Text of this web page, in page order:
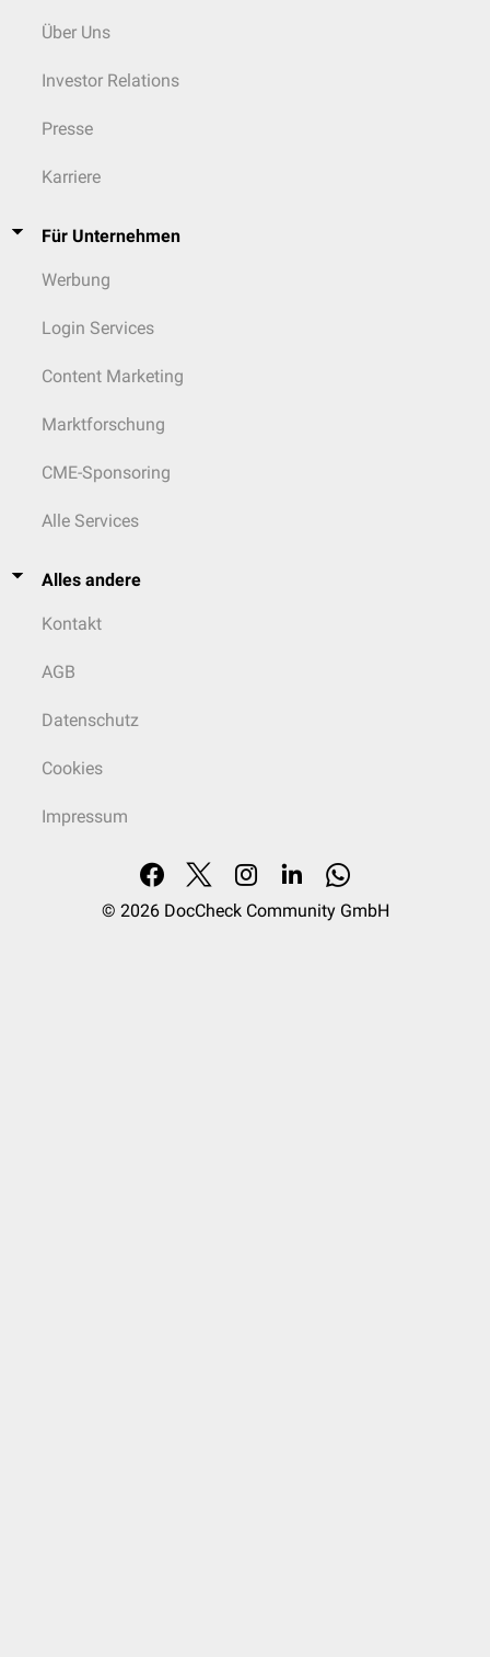
Über Uns
Investor Relations
Presse
Karriere
Für Unternehmen
Werbung
Login Services
Content Marketing
Marktforschung
CME-Sponsoring
Alle Services
Alles andere
Kontakt
AGB
Datenschutz
Cookies
Impressum
© 2026 DocCheck Community GmbH